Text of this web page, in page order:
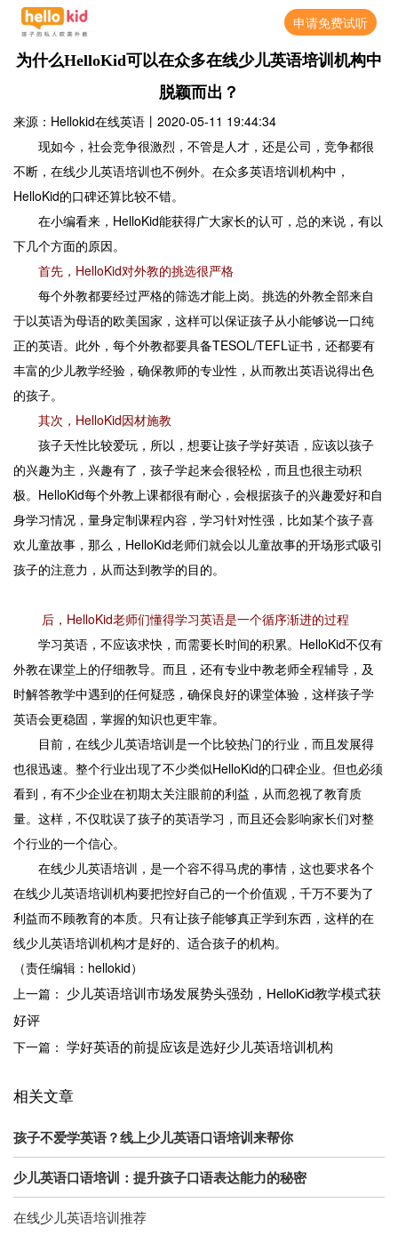
申请免费试听
为什么HelloKid可以在众多在线少儿英语培训机构中
脱颖而出？
来源：Hellokid在线英语 丨 2020-05-11 19:44:34
现如今，社会竞争很激烈，不管是人才，还是公司，竞争都很
不断，在线少儿英语培训也不例外。在众多英语培训机构中，
HelloKid的口碑还算比较不错。
在小编看来，HelloKid能获得广大家长的认可，总的来说，有以
下几个方面的原因。
首先，HelloKid对外教的挑选很严格
每个外教都要经过严格的筛选才能上岗。挑选的外教全部来自
于以英语为母语的欧美国家，这样可以保证孩子从小能够说一口纯
正的英语。此外，每个外教都要具备TESOL/TEFL证书，还都要有
丰富的少儿教学经验，确保教师的专业性，从而教出英语说得出色
的孩子。
其次，HelloKid因材施教
孩子天性比较爱玩，所以，想要让孩子学好英语，应该以孩子
的兴趣为主，兴趣有了，孩子学起来会很轻松，而且也很主动积
极。HelloKid每个外教上课都很有耐心，会根据孩子的兴趣爱好和自
身学习情况，量身定制课程内容，学习针对性强，比如某个孩子喜
欢儿童故事，那么，HelloKid老师们就会以儿童故事的开场形式吸引
孩子的注意力，从而达到教学的目的。
后，HelloKid老师们懂得学习英语是一个循序渐进的过程
学习英语，不应该求快，而需要长时间的积累。HelloKid不仅有
外教在课堂上的仔细教导。而且，还有专业中教老师全程辅导，及
时解答教学中遇到的任何疑惑，确保良好的课堂体验，这样孩子学
英语会更稳固，掌握的知识也更牢靠。
目前，在线少儿英语培训是一个比较热门的行业，而且发展得
也很迅速。整个行业出现了不少类似HelloKid的口碑企业。但也必须
看到，有不少企业在初期太关注眼前的利益，从而忽视了教育质
量。这样，不仅耽误了孩子的英语学习，而且还会影响家长们对整
个行业的一个信心。
在线少儿英语培训，是一个容不得马虎的事情，这也要求各个
在线少儿英语培训机构要把控好自己的一个价值观，千万不要为了
利益而不顾教育的本质。只有让孩子能够真正学到东西，这样的在
线少儿英语培训机构才是好的、适合孩子的机构。
（责任编辑：hellokid）
上一篇： 少儿英语培训市场发展势头强劲，HelloKid教学模式获
好评
下一篇： 学好英语的前提应该是选好少儿英语培训机构
相关文章
孩子不爱学英语？线上少儿英语口语培训来帮你
少儿英语口语培训：提升孩子口语表达能力的秘密
在线少儿英语培训推荐